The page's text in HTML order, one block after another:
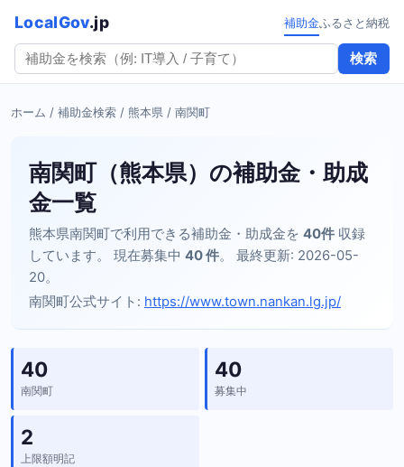
LocalGov.jp
検索
補助金ふるさと納税
ホーム / 補助金検索 / 熊本県 / 南関町
南関町（熊本県）の補助金・助成
金一覧
熊本県南関町で利用できる補助金・助成金を 40件 収録
しています。 現在募集中 40 件。 最終更新: 2026-05-
20。
南関町公式サイト: https://www.town.nankan.lg.jp/
40
南関町
40
募集中
2
上限額明記